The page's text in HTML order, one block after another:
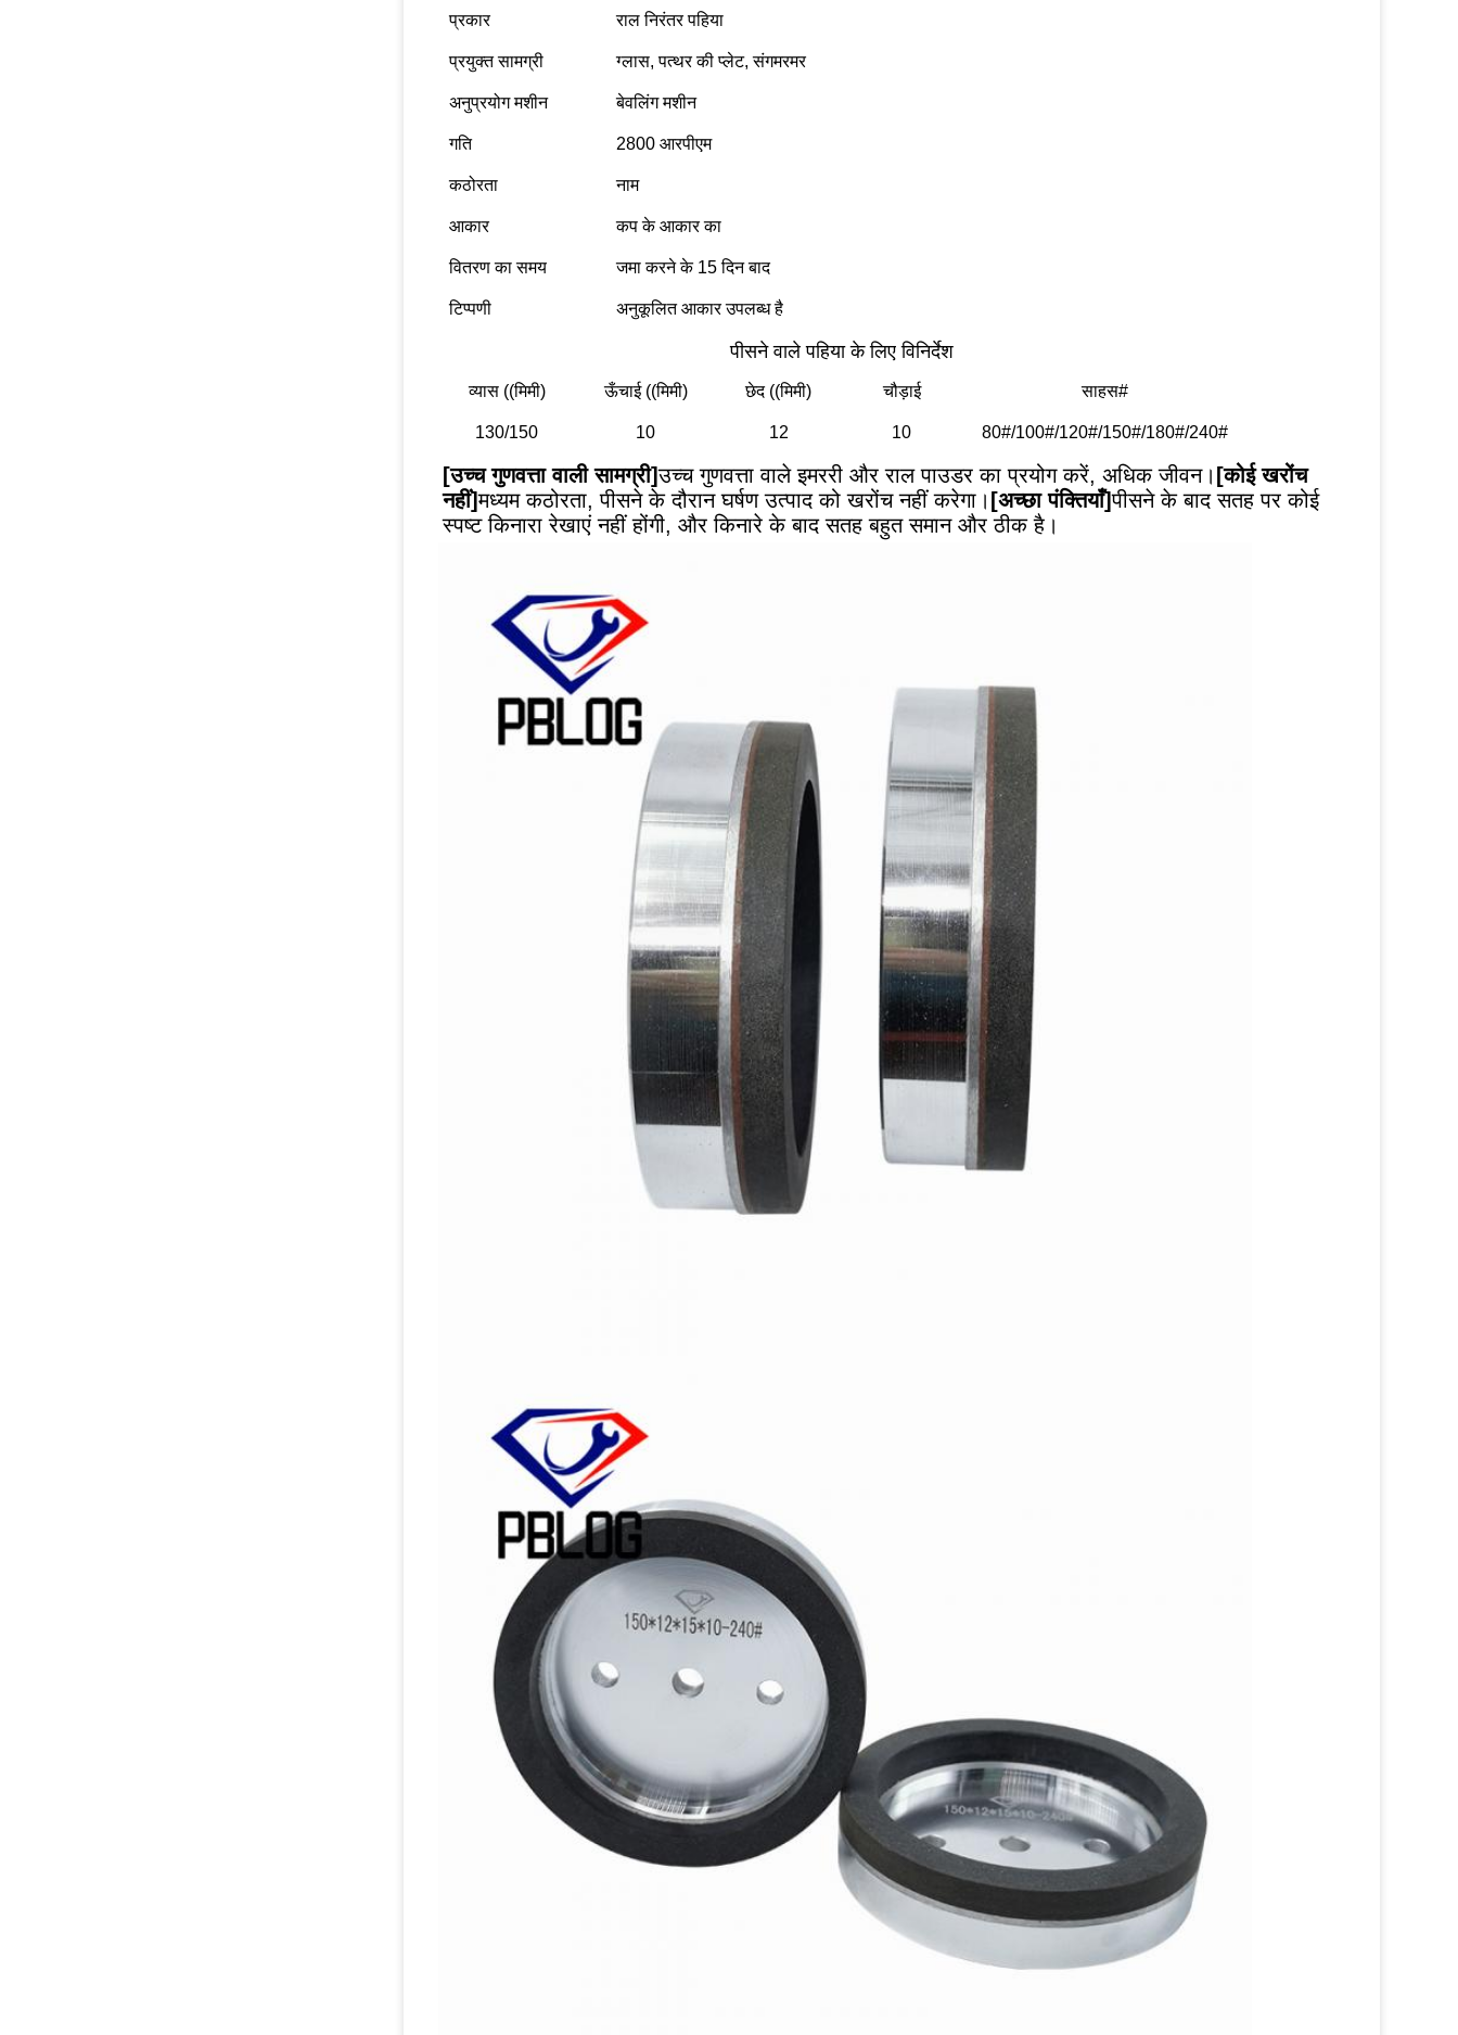
प्रकार राल निरंतर पहिया
प्रयुक्त सामग्री ग्लास, पत्थर की प्लेट, संगमरमर
अनुप्रयोग मशीन बेवलिंग मशीन
गति 2800 आरपीएम
कठोरता नाम
आकार कप के आकार का
वितरण का समय जमा करने के 15 दिन बाद
टिप्पणी अनुकूलित आकार उपलब्ध है
पीसने वाले पहिया के लिए विनिर्देश
व्यास ((मिमी) ऊँचाई ((मिमी) छेद ((मिमी) चौड़ाई साहस#
130/150 10 12 10 80#/100#/120#/150#/180#/240#
[उच्च गुणवत्ता वाली सामग्री]उच्च गुणवत्ता वाले इमररी और राल पाउडर का प्रयोग करें, अधिक जीवन। [कोई खरोंच
नहीं]मध्यम कठोरता, पीसने के दौरान घर्षण उत्पाद को खरोंच नहीं करेगा। [अच्छा पंक्तियाँ]पीसने के बाद सतह पर कोई
स्पष्ट किनारा रेखाएं नहीं होंगी, और किनारे के बाद सतह बहुत समान और ठीक है।